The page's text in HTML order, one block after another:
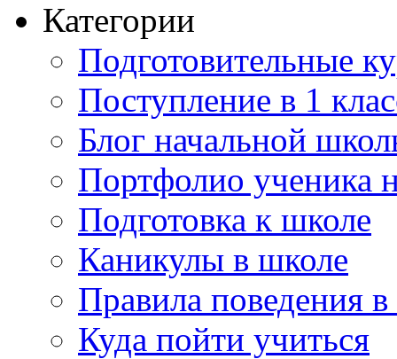
Категории
Подготовительные
Поступление в 1
Блог начальной
Портфолио ученика
Подготовка к школе
Каникулы в школе
Правила поведения
Куда пойти учиться